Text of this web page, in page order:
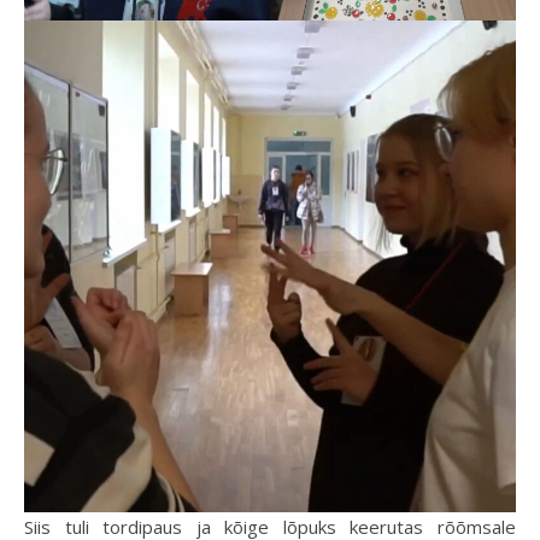
Siis tuli tordipaus ja kõige lõpuks keerutas rõõmsale